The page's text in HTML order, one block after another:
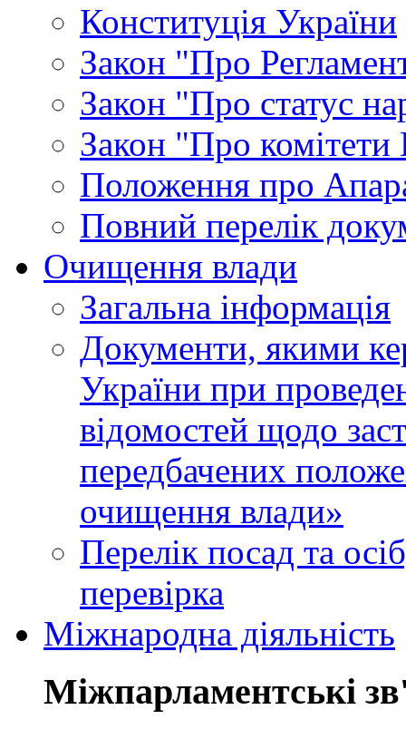
Конституція України
Закон "Про
Закон "Про статус
Закон "Про комітети
Положення про
Повний перелік
Очищення влади
Загальна інформація
Документи, якими
України при
відомостей щодо
передбачених
очищення влади»
Перелік посад та
перевірка
Міжнародна діяльність
Міжпарламентські